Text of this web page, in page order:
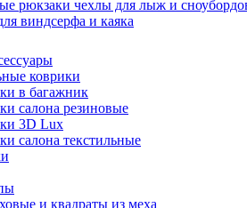
рюкзаки чехлы для лыж и
виндсерфа и каяка
коврики
в багажник
салона резиновые
3D Lux
салона текстильные
и квадраты из меха